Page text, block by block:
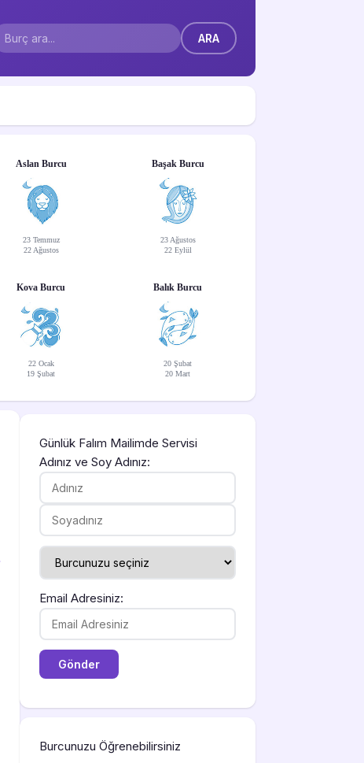
Aslan Burcu
23 Temmuz
22 Ağustos
Başak Burcu
23 Ağustos
22 Eylül
Kova Burcu
22 Ocak
19 Şubat
Balık Burcu
20 Şubat
20 Mart
Günlük Falım Mailimde Servisi
Adınız ve Soy Adınız:
Email Adresiniz:
Burcunuzu Öğrenebilirsiniz